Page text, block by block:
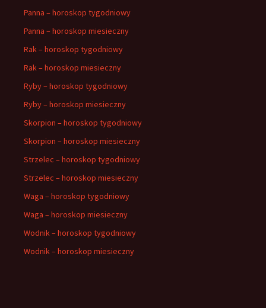
Panna – horoskop tygodniowy
Panna – horoskop miesieczny
Rak – horoskop tygodniowy
Rak – horoskop miesieczny
Ryby – horoskop tygodniowy
Ryby – horoskop miesieczny
Skorpion – horoskop tygodniowy
Skorpion – horoskop miesieczny
Strzelec – horoskop tygodniowy
Strzelec – horoskop miesieczny
Waga – horoskop tygodniowy
Waga – horoskop miesieczny
Wodnik – horoskop tygodniowy
Wodnik – horoskop miesieczny